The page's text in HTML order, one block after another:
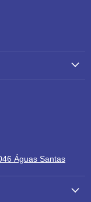
Águas Santas